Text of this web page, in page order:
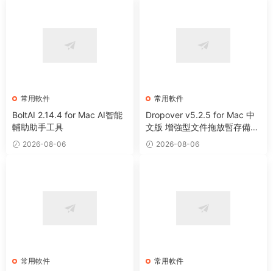
常用軟件
BoltAI 2.14.4 for Mac AI智能
輔助助手工具
2026-08-06
常用軟件
Dropover v5.2.5 for Mac 中
文版 增強型文件拖放暫存備用
整理工具
2026-08-06
常用軟件 常用軟件